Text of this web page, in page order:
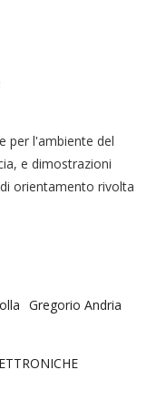
per l'ambiente del
e dimostrazioni
orientamento rivolta
Gregorio Andria